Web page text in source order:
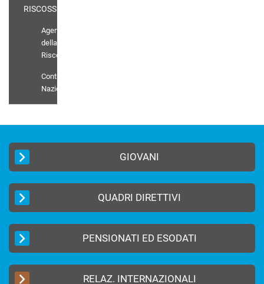
RISCOSSIONE
Agenti
della
Riscossione
Contratto
Nazionale
GIOVANI
QUADRI DIRETTIVI
PENSIONATI ED ESODATI
RELAZ. INTERNAZIONALI